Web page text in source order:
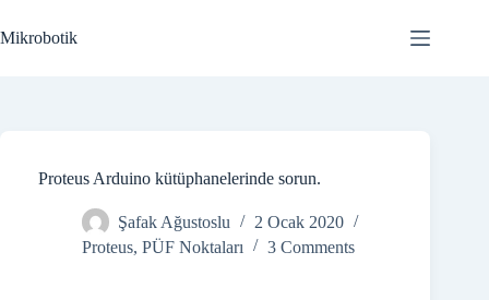
to
content
Mikrobotik
Proteus Arduino kütüphanelerinde sorun.
Şafak Ağustoslu
2 Ocak 2020
Proteus, PÜF Noktaları 3 Comments